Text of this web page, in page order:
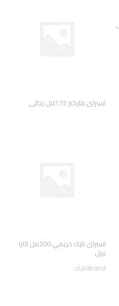
اسبراى ماركيز 175مل رجالى
اسبراى نايك حريمي 200مل الترا
بربل
Brand:نايك